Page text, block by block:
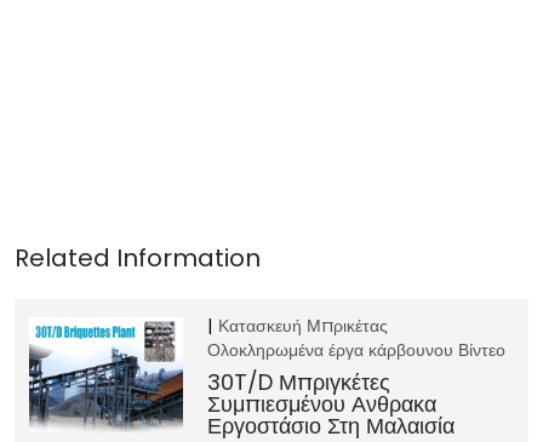
Κατασκευή Μπρικέτας
Ολοκληρωμένα έργα κάρβουνου Βίντεο
30T/D Μπριγκέτες
Συμπιεσμένου Ανθρακα
Εργοστάσιο Στη Μαλαισία